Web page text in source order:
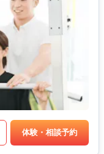
体験・相談予約